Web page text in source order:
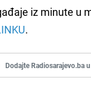
iz minute u
.
Dodajte Radiosarajevo.ba